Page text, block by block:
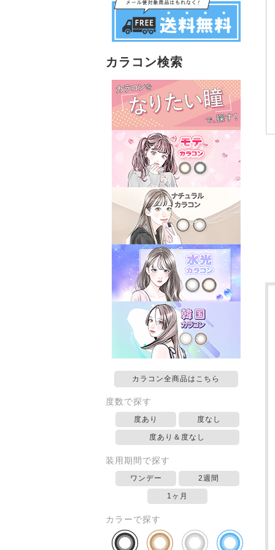
カラコン検索
カラコン全商品はこちら
度数で探す
度あり 度なし
度あり＆度なし
装用期間で探す
ワンデー 2週間
1ヶ月
カラーで探す